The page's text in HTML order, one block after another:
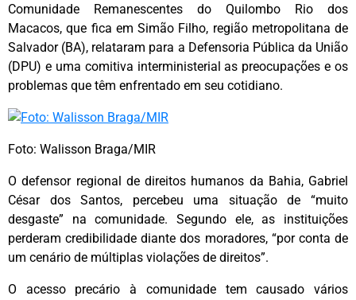
Comunidade Remanescentes do Quilombo Rio dos
Macacos, que fica em Simão Filho, região metropolitana de
Salvador (BA), relataram para a Defensoria Pública da União
(DPU) e uma comitiva interministerial as preocupações e os
problemas que têm enfrentado em seu cotidiano.
Foto: Walisson Braga/MIR
O defensor regional de direitos humanos da Bahia, Gabriel
César dos Santos, percebeu uma situação de “muito
desgaste” na comunidade. Segundo ele, as instituições
perderam credibilidade diante dos moradores, “por conta de
um cenário de múltiplas violações de direitos”.
O acesso precário à comunidade tem causado vários